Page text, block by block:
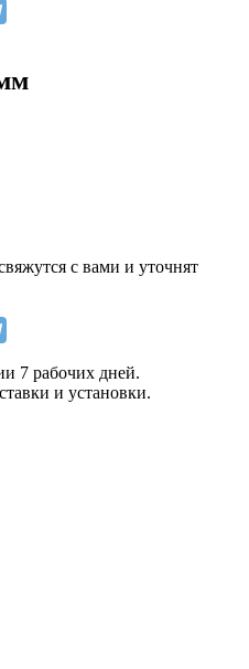
с вами и уточнят
7 рабочих дней.
и установки.